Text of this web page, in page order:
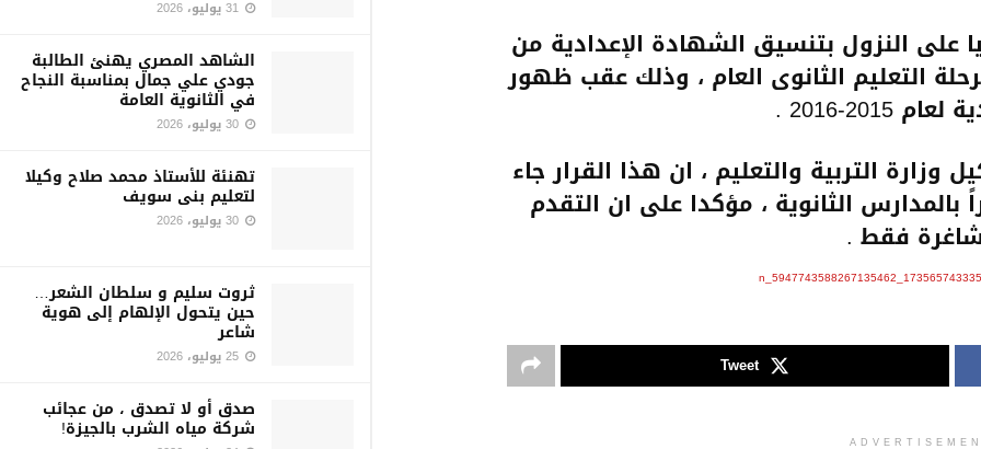
الشاهد المصري يهنئ الطالبة
جودي علي جمال بمناسبة النجاح
في الثانوية العامة
تهنئة للأستاذ محمد صلاح وكيلا
لتعليم بنى سويف
ثروت سليم و سلطان الشعر…
حين يتحول الإلهام إلى هوية
شاعر
صدق أو لا تصدق ، من عجائب
شركة مياه الشرب بالجيزة!
على النزول بتنسيق الشهادة الإعدادية من
للالتحاق بمرحلة التعليم الثانوى العام ، وذلك عقب ظهور
2016 .
التربية والتعليم ، ان هذا القرار جاء
688 مكاناً شاغراً بالمدارس الثانوية ، مؤكدا على ان التقدم
فقط .
Tweet